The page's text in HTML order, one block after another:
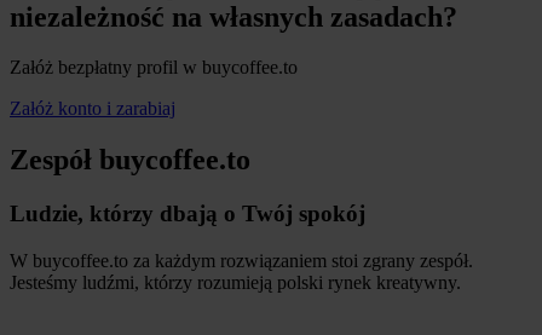
niezależność na własnych zasadach?
Załóż bezpłatny profil w buycoffee.to
Załóż konto i zarabiaj
Zespół buycoffee.to
Ludzie, którzy dbają o Twój spokój
W buycoffee.to za każdym rozwiązaniem stoi zgrany zespół.
Jesteśmy ludźmi, którzy rozumieją polski rynek kreatywny.